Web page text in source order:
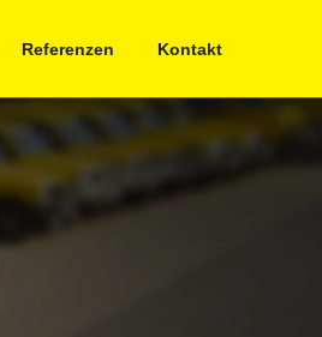
Referenzen Kontakt